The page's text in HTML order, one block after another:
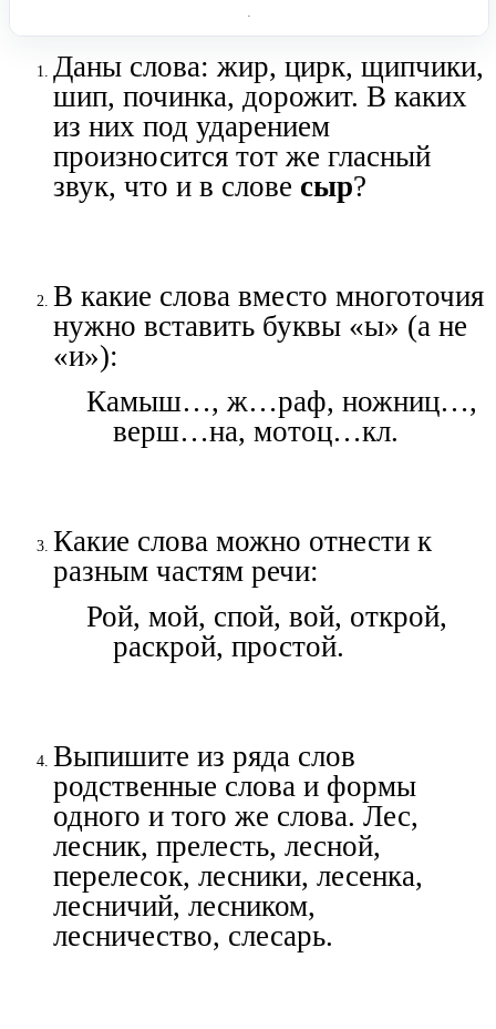
Даны слова: жир, цирк, щипчики,
шип, починка, дорожит. В каких
из них под ударением
произносится тот же гласный
звук, что и в слове сыр?
В какие слова вместо многоточия
нужно вставить буквы «ы» (а не
«и»):
Камыш…, ж…раф, ножниц…,
верш…на, мотоц…кл.
Какие слова можно отнести к
разным частям речи:
Рой, мой, спой, вой, открой,
раскрой, простой.
Выпишите из ряда слов
родственные слова и формы
одного и того же слова. Лес,
лесник, прелесть, лесной,
перелесок, лесники, лесенка,
лесничий, лесником,
лесничество, слесарь.